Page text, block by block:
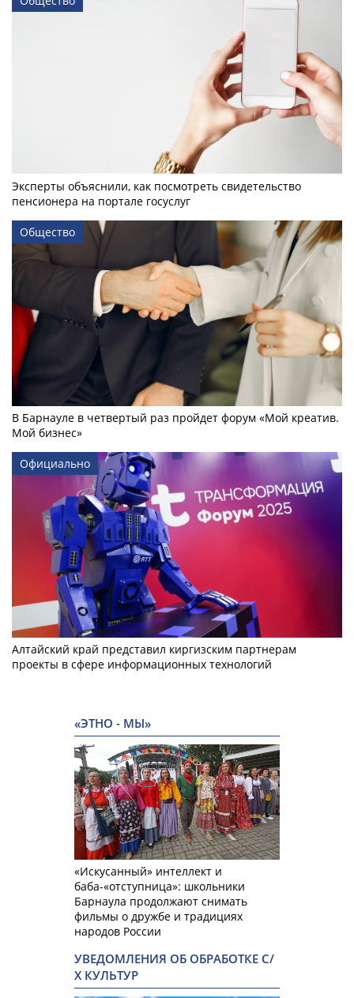
Эксперты объяснили, как посмотреть свидетельство
пенсионера на портале госуслуг
Общество
В Барнауле в четвертый раз пройдет форум «Мой креатив.
Мой бизнес»
Официально
Алтайский край представил киргизским партнерам
проекты в сфере информационных технологий
«ЭТНО - МЫ»
«Искусанный» интеллект и
баба-«отступница»: школьники
Барнаула продолжают снимать
фильмы о дружбе и традициях
народов России
УВЕДОМЛЕНИЯ ОБ ОБРАБОТКЕ С/
Х КУЛЬТУР